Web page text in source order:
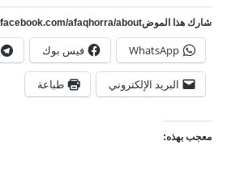
شارك هذا الموضhttps://web.facebook.com/afaqhorra/aboutوع:https://www.pinterest.com/?autologin=true
WhatsApp فيس بوك
البريد الإلكتروني طباعة
معجب بهذه: